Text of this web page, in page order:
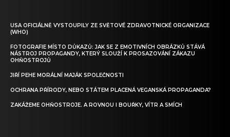
USA OFICIÁLNĚ VYSTOUPILY ZE SVĚTOVÉ ZDRAVOTNICKÉ ORGANIZACE
(WHO)
FOTOGRAFIE MÍSTO DŮKAZŮ: JAK SE Z EMOTIVNÍCH OBRÁZKŮ STÁVÁ
NÁSTROJ PROPAGANDY, KTERÝ SLOUŽÍ K PROSAZOVÁNÍ ZÁKAZU
OHŇOSTROJŮ
JIŘÍ PEHE MORÁLNÍ MAJÁK SPOLEČNOSTI
OCHRANA PŘÍRODY, NEBO STÁTEM PLACENÁ VEGANSKÁ PROPAGANDA?
ZAKÁŽEME OHŇOSTROJE. A ROVNOU I BOUŘKY, VÍTR A SMÍCH